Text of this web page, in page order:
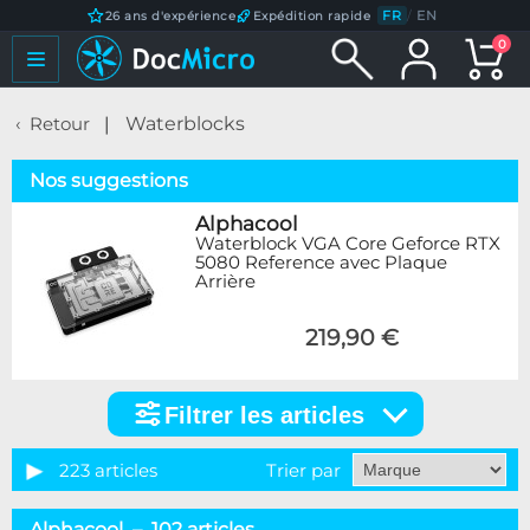
26 ans d'expérience Expédition rapide FR / EN
0
Retour Waterblocks
Nos suggestions
Alphacool
Waterblock VGA Core Geforce RTX
5080 Reference avec Plaque
Arrière
219,90 €
articles
Catégorie
Filtrer les articles
223 articles Trier par